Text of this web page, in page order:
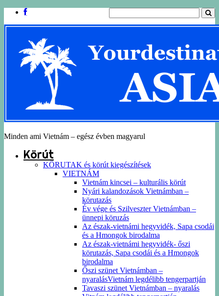
Minden ami Vietnám – egész évben magyarul
Körút
KÖRUTAK és körút kiegészítések
VIETNÁM
Vietnám kincsei – kulturális körút
Nyári kalandozások Vietnámban –
körutazás
Év vége és Szilveszter Vietnámban –
ünnepi köruzás
Az észak-vietnámi hegyvidék, Sapa csodái
és a Hmongok birodalma
Az észak-vietnámi hegyvidék- őszi
körutazás, Sapa csodái és a Hmongok
birodalma
Őszi szünet Vietnámban –
nyaralásVietnám legdélibb tengerpartján
Tavaszi szünet Vietnámban – nyaralás